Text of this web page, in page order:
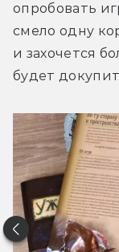
опробовать
смело одну
и захочется
будет